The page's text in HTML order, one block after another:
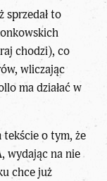
to
chodzi), co
wliczając
ma działać w
tekście o tym, że
wydając na nie
chce już